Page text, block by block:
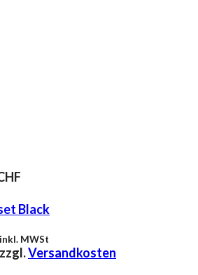
Black
Preis
inkl. MWSt
zzgl.Versandkosten